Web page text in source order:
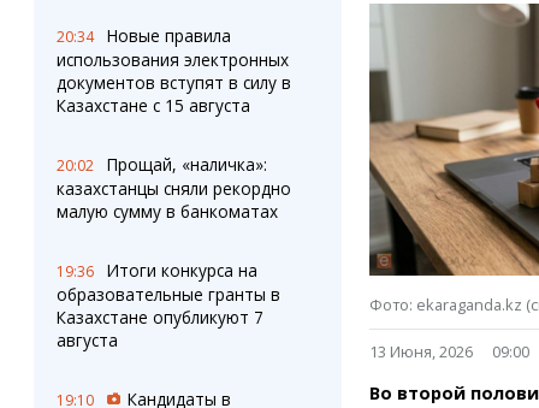
Лента блогера
Штрихи
Фотокомиксы
Ешкин гороскоп
Пробки
Карта Караганды
Организации
Мой участковый
Перекрытие дорог
Фото
Видео
3D-тур
Сервисы
Переводчик
20:34
Новые правила
использования электронных
документов вступят в силу в
Казахстане с 15 августа
20:02
Прощай, «наличка»:
казахстанцы сняли рекордно
малую сумму в банкоматах
19:36
Итоги конкурса на
образовательные гранты в
Казахстане опубликуют 7
августа
19:10
Кандидаты в
Фото: ekaraganda.kz
13 Июня, 2026 09:00
Во второй